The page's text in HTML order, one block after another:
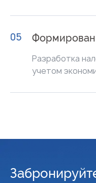
05
Разработка
учетом